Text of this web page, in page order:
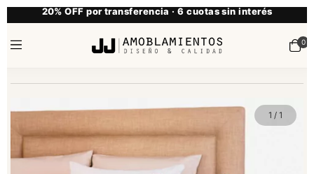
20% OFF por transferencia · 6 cuotas sin interés
0
1 / 1